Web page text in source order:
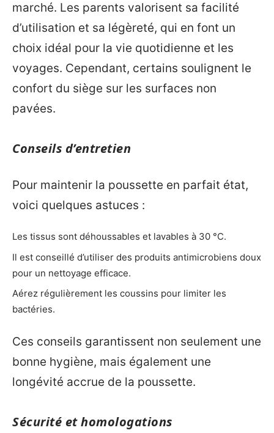
marché. Les parents valorisent sa facilité
d’utilisation et sa légèreté, qui en font un
choix idéal pour la vie quotidienne et les
voyages. Cependant, certains soulignent le
confort du siège sur les surfaces non
pavées.
Conseils d’entretien
Pour maintenir la poussette en parfait état,
voici quelques astuces :
Les tissus sont déhoussables et lavables à 30 °C.
Il est conseillé d’utiliser des produits antimicrobiens doux
pour un nettoyage efficace.
Aérez régulièrement les coussins pour limiter les
bactéries.
Ces conseils garantissent non seulement une
bonne hygiène, mais également une
longévité accrue de la poussette.
Sécurité et homologations